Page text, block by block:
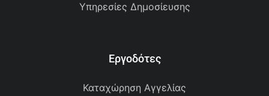
Υπηρεσίες Δημοσίευσης
Εργοδότες
Καταχώρηση Αγγελίας